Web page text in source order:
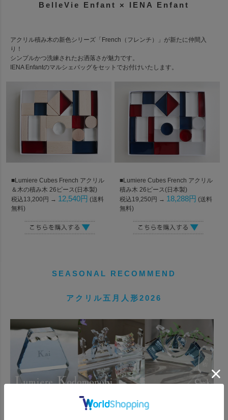
BelleVie Enfant × IENA Enfant
アクリル積み木の新色シリーズ「French（フレンチ）」が新たに仲間入
り！
シンプルかつ洗練されたお洒落さが魅力です。
IENA Enfantのマルシェバッグをセットでお付けいたします。
■Lumiere Cubes French アクリル
＆木の積み木 26ピース(日本製)
税込13,200円 → 12,540円 (送料
無料)
■Lumiere Cubes French アクリル
積み木 26ピース(日本製)
税込19,250円 → 18,288円 (送料
無料)
SEASONAL RECOMMEND
アクリル五月人形2026